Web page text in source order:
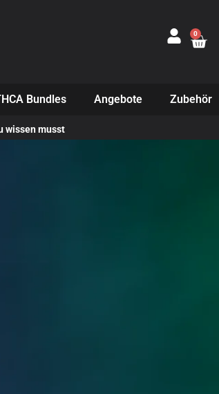
0
Bundles Angebote Zubehör
wissen musst